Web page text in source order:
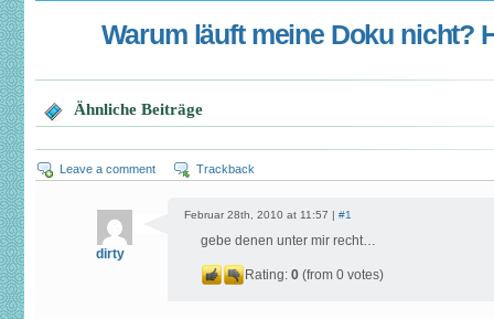
Warum läuft meine Doku nicht?
Ähnliche Beiträge
Leave a comment Trackback
dirty
Februar 28th, 2010 at 11:57 | #1
gebe denen unter mir recht…
Rating: 0 (from 0 votes)